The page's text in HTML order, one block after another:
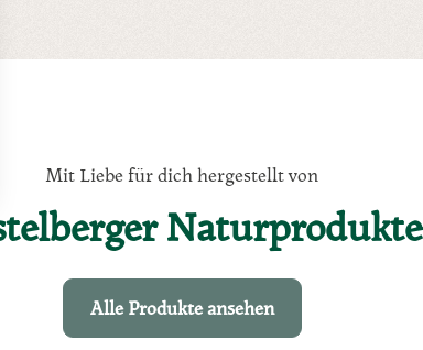
Mit Liebe für dich hergestellt von
Naturprodukte
Alle Produkte ansehen